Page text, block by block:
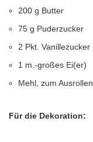
200 g Butter
75 g Puderzucker
2 Pkt. Vanillezucker
1 m.-großes Ei(er)
Mehl, zum Ausrollen
Für die Dekoration: